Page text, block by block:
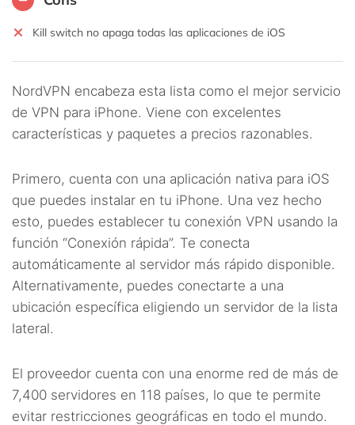
Kill switch no apaga todas las aplicaciones de iOS
NordVPN encabeza esta lista como el mejor servicio
de VPN para iPhone. Viene con excelentes
características y paquetes a precios razonables.
Primero, cuenta con una aplicación nativa para iOS
que puedes instalar en tu iPhone. Una vez hecho
esto, puedes establecer tu conexión VPN usando la
función “Conexión rápida”. Te conecta
automáticamente al servidor más rápido disponible.
Alternativamente, puedes conectarte a una
ubicación específica eligiendo un servidor de la lista
lateral.
El proveedor cuenta con una enorme red de más de
7,400 servidores en 118 países, lo que te permite
evitar restricciones geográficas en todo el mundo.